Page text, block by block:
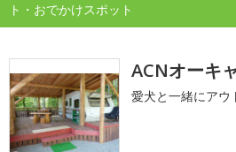
ト・おでかけスポット
ACNオーキ
愛犬と一緒にアウ